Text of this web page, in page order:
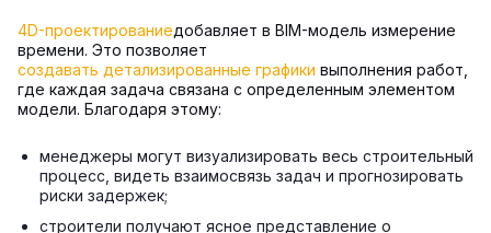
4D-проектированиедобавляет в BIM-модель измерение
времени. Это позволяет
создавать детализированные графики выполнения работ,
где каждая задача связана с определенным элементом
модели. Благодаря этому:
менеджеры могут визуализировать весь строительный
процесс, видеть взаимосвязь задач и прогнозировать
риски задержек;
строители получают ясное представление о